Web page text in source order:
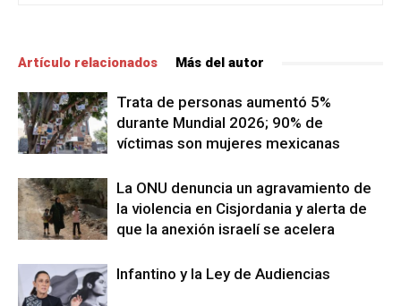
Artículo relacionados Más del autor
Trata de personas aumentó 5%
durante Mundial 2026; 90% de
víctimas son mujeres mexicanas
La ONU denuncia un agravamiento de
la violencia en Cisjordania y alerta de
que la anexión israelí se acelera
Infantino y la Ley de Audiencias